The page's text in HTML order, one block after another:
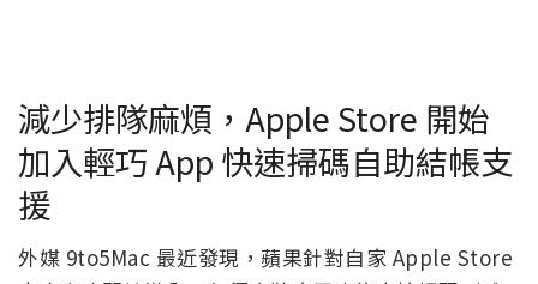
減少排隊麻煩，Apple Store 開始
加入輕巧 App 快速掃碼自助結帳支
援
外媒 9to5Mac 最近發現，蘋果針對自家 Apple Store